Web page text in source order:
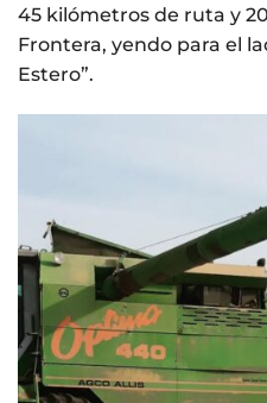
45 kilómetros de ruta y
Frontera, yendo para el
Estero”.